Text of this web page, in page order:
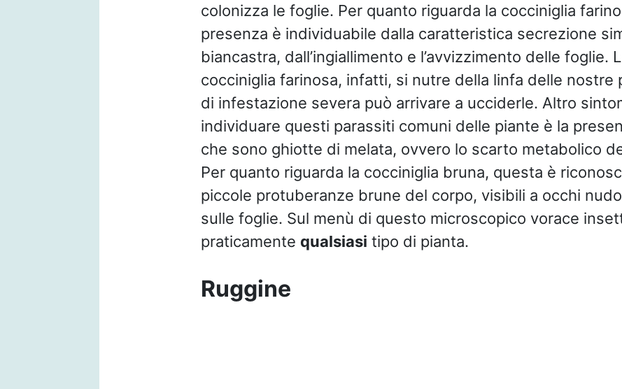
colonizza le foglie. Per quanto riguarda la cocciniglia
presenza è individuabile dalla caratteristica secrezione
biancastra, dall’ingiallimento e l’avvizzimento delle foglie.
cocciniglia farinosa, infatti, si nutre della linfa delle nostre
di infestazione severa può arrivare a ucciderle. Altro
individuare questi parassiti comuni delle piante è la
che sono ghiotte di melata, ovvero lo scarto metabolico
Per quanto riguarda la cocciniglia bruna, questa è
piccole protuberanze brune del corpo, visibili a occhi
sulle foglie. Sul menù di questo microscopico vorace
praticamente qualsiasi tipo di pianta.
Ruggine